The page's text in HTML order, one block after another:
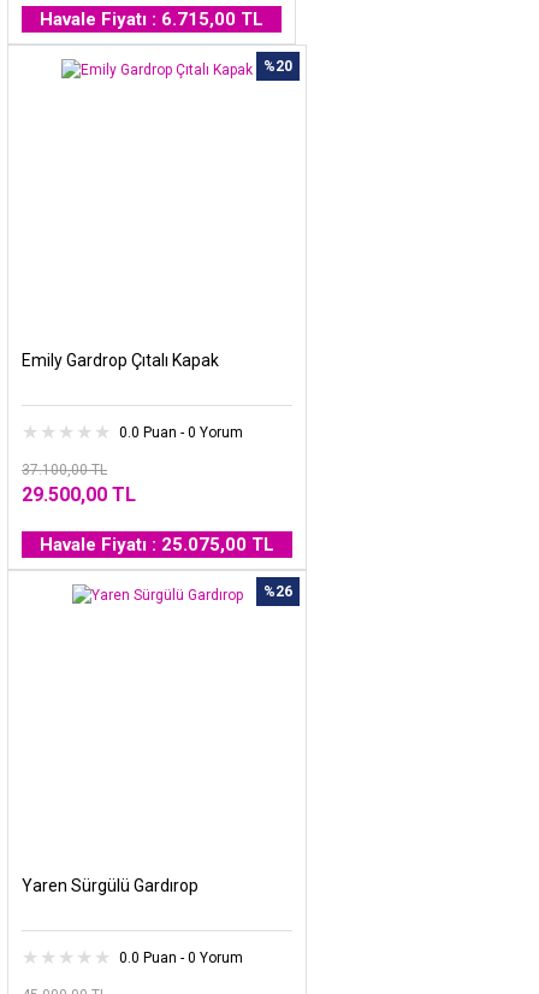
Havale Fiyatı : 6.715,00 TL
%20
Emily Gardrop Çıtalı Kapak
0.0 Puan - 0 Yorum
37.100,00 TL
29.500,00 TL
Havale Fiyatı : 25.075,00 TL
%26
Yaren Sürgülü Gardırop
0.0 Puan - 0 Yorum